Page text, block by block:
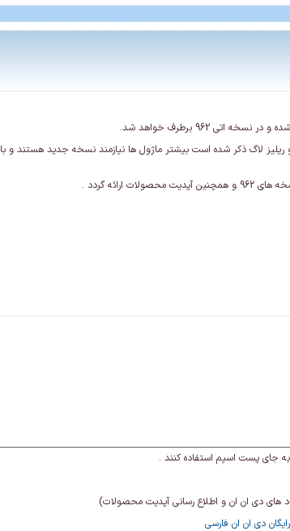
لاگ ذکر شده است بیشتر ماژول ها نیازمند نسخه جدید هستند و
جای پست اسپم استفاده کنند .
های دی ان ان و اطلاع رسانی آپدیت محصولات)
دی ان ان فارسی